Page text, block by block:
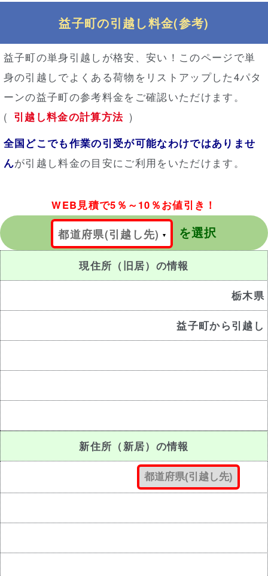
益子町の引越し料金(参考)
益子町の単身引越しが格安、安い！このページで単
身の引越しでよくある荷物をリストアップした4パタ
ーンの益子町の参考料金をご確認いただけます。
( 引越し料金の計算方法 )
全国どこでも作業の引受が可能なわけではありませ
んが引越し料金の目安にご利用をいただけます。
WEB見積で5％～10％お値引き！
都道府県(引越し先) を選択
現住所（旧居）の情報
栃木県
益子町から引越し
新住所（新居）の情報